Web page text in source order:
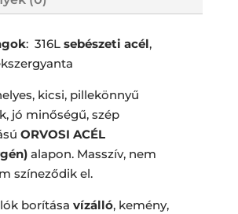
: 316Lsebészeti acél,
kicsi, pillekönnyű
jó minőségű, szép
ORVOSI ACÉL
alapon. Masszív, nem
színeződik el.
borítása vízálló, kemény,